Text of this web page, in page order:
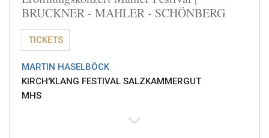
BRUCKNER - MAHLER - SCHÖNBERG
TICKETS
MARTIN HASELBÖCK
KIRCH'KLANG FESTIVAL SALZKAMMERGUT
MHS